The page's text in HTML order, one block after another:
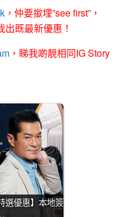
，仲要撳埋”see first”，
既最新優惠！
，睇我啲靚相同IG Story
選優惠】本地簽